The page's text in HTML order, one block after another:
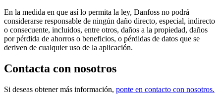
En la medida en que así lo permita la ley, Danfoss no podrá
considerarse responsable de ningún daño directo, especial, indirecto
o consecuente, incluidos, entre otros, daños a la propiedad, daños
por pérdida de ahorros o beneficios, o pérdidas de datos que se
deriven de cualquier uso de la aplicación.
Contacta con nosotros
Si deseas obtener más información, ponte en contacto con nosotros.